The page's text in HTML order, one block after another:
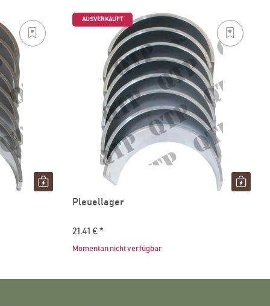
AUSVERKAUFT
Pleuellager
21,41 € *
Momentan nicht verfügbar